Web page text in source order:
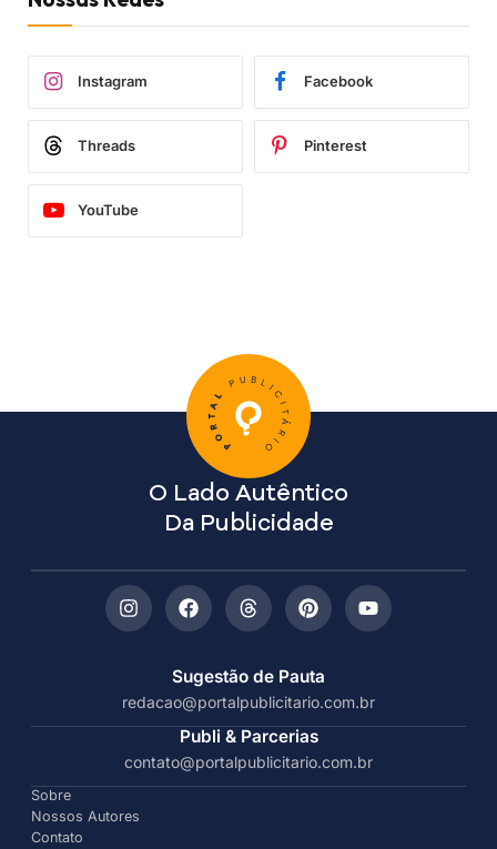
Instagram Facebook
Threads Pinterest
YouTube
Sugestão de Pauta
redacao@portalpublicitario.com.br
Publi & Parcerias
contato@portalpublicitario.com.br
Sobre
Nossos Autores
Contato
O Lado Autêntico
Da Publicidade